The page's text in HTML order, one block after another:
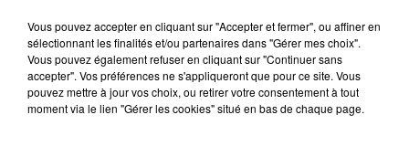
7 août 2026
Madonna sort enfin le remix de « Love
Sensation » avec Kylie Minogue
Vous pouvez accepter en cliquant sur "Accepter et fermer", ou affiner en
sélectionnant les finalités et/ou partenaires dans "Gérer mes choix".
Vous pouvez également refuser en cliquant sur "Continuer sans
accepter". Vos préférences ne s'appliqueront que pour ce site. Vous
pouvez mettre à jour vos choix, ou retirer votre consentement à tout
moment via le lien "Gérer les cookies" situé en bas de chaque page.